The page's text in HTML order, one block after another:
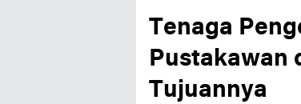
Tenaga
Pustakawan
Tujuannya